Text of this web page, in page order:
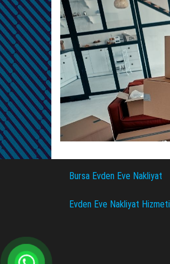
Bursa Evden Eve Nakliyat
Evden Eve Nakliyat Hizmeti